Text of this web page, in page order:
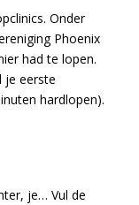
Onder
Phoenix
had te lopen.
je eerste
hardlopen).
je… Vul de